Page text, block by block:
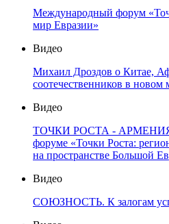
Международный форум
мир Евразии»
Видео
Михаил Дроздов о Китае,
соотечественников в новом
Видео
ТОЧКИ РОСТА - АРМЕНИЯ
форуме «Точки Роста:
на пространстве Большой
Видео
СОЮЗНОСТЬ. К залогам